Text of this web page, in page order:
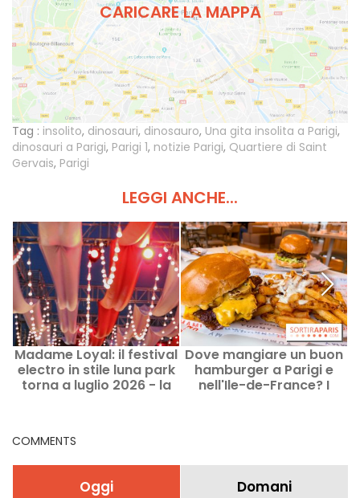
CARICARE LA MAPPA
Tag : insolito, dinosauri, dinosauro, Una gita insolita a Parigi,
dinosauri a Parigi, Parigi 1, notizie Parigi, Quartiere di Saint
Gervais, Parigi
LEGGI ANCHE...
Madame Loyal: il festival
electro in stile luna park
torna a luglio 2026 - la
Dove mangiare un buon
hamburger a Parigi e
nell'Ile-de-France? I
COMMENTS
Oggi Domani